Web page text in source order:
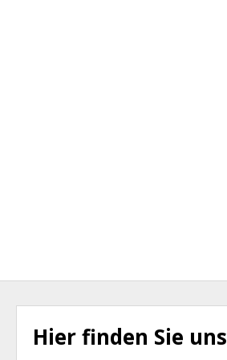
Hier finden Sie uns